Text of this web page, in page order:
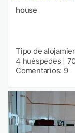
house
Tipo de
4 huéspedes
Comentarios: 9